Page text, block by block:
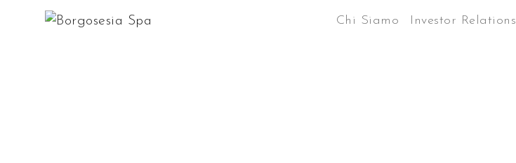
Chi Siamo Investor Relations